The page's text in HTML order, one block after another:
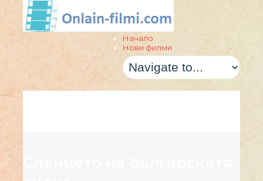
Начало
Нови филми